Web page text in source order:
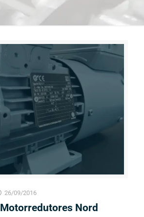
26/09/2016
Nord